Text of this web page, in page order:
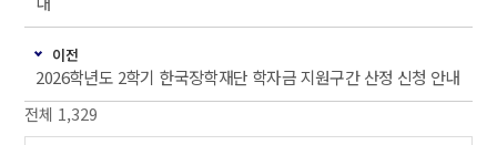
이전
2026학년도 2학기 한국장학재단 학자금 지원구간 산정 신청 안내
전체 1,329